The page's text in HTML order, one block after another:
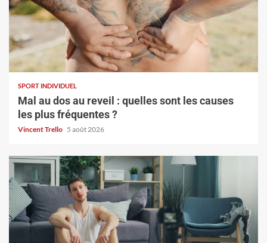
SPORT INDIVIDUEL
Mal au dos au reveil : quelles sont les causes
les plus fréquentes ?
Vincent Trello 5 août 2026